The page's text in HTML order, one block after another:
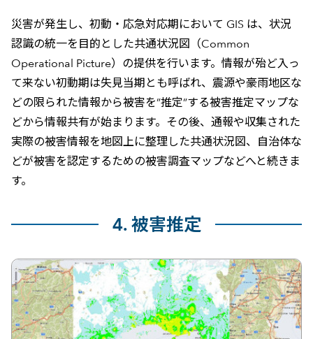
災害が発生し、初動・応急対応期において GIS は、状況
認識の統一を目的とした共通状況図（Common
Operational Picture）の提供を行います。情報が殆ど入っ
て来ない初動期は失見当期とも呼ばれ、震源や豪雨地区な
どの限られた情報から被害を”推定”する被害推定マップな
どから情報共有が始まります。その後、通報や収集された
実際の被害情報を地図上に整理した共通状況図、自治体な
どが被害を認定するための被害調査マップなどへと続きま
す。
4. 被害推定